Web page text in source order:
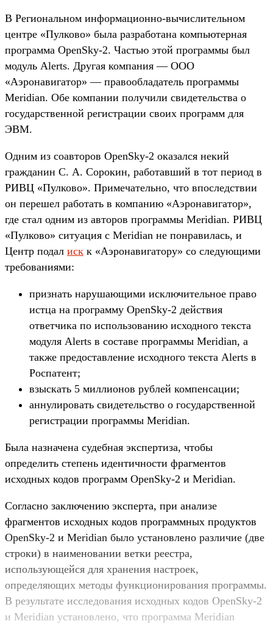
В Региональном информационно-вычислительном
центре «Пулково» была разработана компьютерная
программа OpenSky-2. Частью этой программы был
модуль Alerts. Другая компания — ООО
«Аэронавигатор» — правообладатель программы
Meridian. Обе компании получили свидетельства о
государственной регистрации своих программ для
ЭВМ.
Одним из соавторов OpenSky-2 оказался некий
гражданин С. А. Сорокин, работавший в тот период в
РИВЦ «Пулково». Примечательно, что впоследствии
он перешел работать в компанию «Аэронавигатор»,
где стал одним из авторов программы Meridian. РИВЦ
«Пулково» ситуация с Meridian не понравилась, и
Центр подал иск к «Аэронавигатору» со следующими
требованиями:
признать нарушающими исключительное право
истца на программу OpenSky-2 действия
ответчика по использованию исходного текста
модуля Alerts в составе программы Meridian, а
также предоставление исходного текста Alerts в
Роспатент;
взыскать 5 миллионов рублей компенсации;
аннулировать свидетельство о государственной
регистрации программы Meridian.
Была назначена судебная экспертиза, чтобы
определить степень идентичности фрагментов
исходных кодов программ OpenSky-2 и Meridian.
Согласно заключению эксперта, при анализе
фрагментов исходных кодов программных продуктов
OpenSky-2 и Meridian было установлено различие (две
строки) в наименовании ветки реестра,
использующейся для хранения настроек,
определяющих методы функционирования программы.
В результате исследования исходных кодов OpenSky-2
и Meridian установлено, что программа Meridian